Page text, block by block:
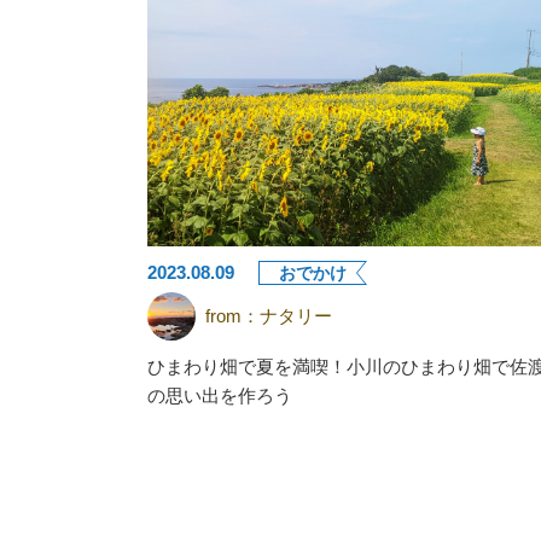
2023.08.09 おでかけ
from： ナタリー
ひまわり畑で夏を満喫！小川のひまわり畑で佐
の思い出を作ろう